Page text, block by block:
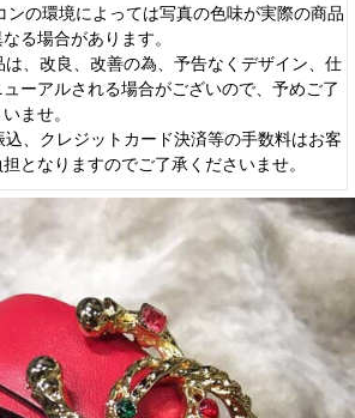
の環境によっては写真の色味が実際の商品
る場合があります。
、改良、改善の為、予告なくデザイン、仕
ーアルされる場合がございので、予めご了
ませ。
、クレジットカード決済等の手数料はお客
となりますのでご了承くださいませ。